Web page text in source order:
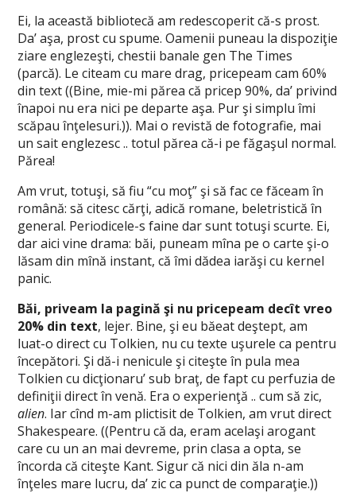
Ei, la această bibliotecă am redescoperit că-s prost.
Da’ aşa, prost cu spume. Oamenii puneau la dispoziţie
ziare englezeşti, chestii banale gen The Times
(parcă). Le citeam cu mare drag, pricepeam cam 60%
din text ((Bine, mie-mi părea că pricep 90%, da’ privind
înapoi nu era nici pe departe aşa. Pur şi simplu îmi
scăpau înţelesuri.)). Mai o revistă de fotografie, mai
un sait englezesc .. totul părea că-i pe făgaşul normal.
Părea!
Am vrut, totuşi, să fiu “cu moţ” şi să fac ce făceam în
română: să citesc cărţi, adică romane, beletristică în
general. Periodicele-s faine dar sunt totuşi scurte. Ei,
dar aici vine drama: băi, puneam mîna pe o carte şi-o
lăsam din mînă instant, că îmi dădea iarăşi cu kernel
panic.
Băi, priveam la pagină şi nu pricepeam decît vreo
20% din text, lejer. Bine, şi eu băeat deştept, am
luat-o direct cu Tolkien, nu cu texte uşurele ca pentru
începători. Şi dă-i nenicule şi citeşte în pula mea
Tolkien cu dicţionaru’ sub braţ, de fapt cu perfuzia de
definiţii direct în venă. Era o experienţă .. cum să zic,
alien. Iar cînd m-am plictisit de Tolkien, am vrut direct
Shakespeare. ((Pentru că da, eram acelaşi arogant
care cu un an mai devreme, prin clasa a opta, se
încorda că citeşte Kant. Sigur că nici din ăla n-am
înţeles mare lucru, da’ zic ca punct de comparaţie.))